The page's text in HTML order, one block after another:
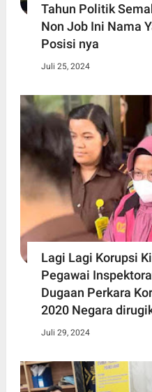
Tahun Politik
Non Job Ini Nama
Posisi nya
Juli 25, 2024
Lagi Lagi Korupsi
Pegawai
Dugaan Perkara
2020 Negara
Juli 29, 2024